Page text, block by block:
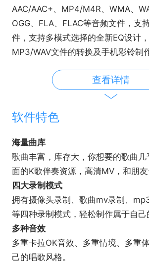
AAC/AAC+、MP4/M4R、WMA、
OGG、FLA、FLAC等音频文件，支
件，支持多模式选择的全新EQ设计
MP3/WAV文件的转换及手机彩铃制
准、全面;全新的皮肤设计，满足用
人性化的音乐管理，网络储存播放列
曲一键管理;音乐分享功能，好音乐与
酷狗音乐可以满足用户的一站式
位提升您的使用体验，让您更轻松地
其他功能
动态壁纸
拥有多个种类的动态壁纸，包括
风景、动漫人物等，还可以自定义
的屏幕轻松动起来。
查看详情
软件特色
海量曲库
歌曲丰富，库存大，你想要的歌曲
面的K歌伴奏资源，高清MV，和朋
四大录制模式
拥有摄像头录制、歌曲mv录制、
等四种录制模式，轻松制作属于自己
多种音效
多重卡拉OK音效、多重情境、多重
己的唱歌风格。